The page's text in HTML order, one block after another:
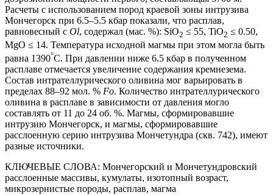
Расчеты с использованием пород краевой зоны интрузива
Мончегорск при 6.5–5.5 кбар показали, что расплав,
равновесный с Ol, содержал (мас. %): SiO2 ≤ 55, TiO2 ≤ 0.50,
MgO ≤ 14. Температура исходной магмы при этом могла быть
равна 1390°С. При давлении ниже 6.5 кбар в полученном
расплаве отмечается увеличение содержания кремнезема.
Состав интрателлурического оливина мог варьировать в
пределах 88–92 мол. % Fo. Количество интрателлурического
оливина в расплаве в зависимости от давления могло
составлять от 11 до 24 об. %. Магмы, сформировавшие
интрузию Мончегорск, и магмы, сформировавшие
расслоенную серию интрузива Мончетундра (скв. 742), имеют
разные источники.
КЛЮЧЕВЫЕ СЛОВА: Мончегорский и Мончетундровский
расслоенные массивы, кумулаты, изотопный возраст,
микрозернистые породы, расплав, магма